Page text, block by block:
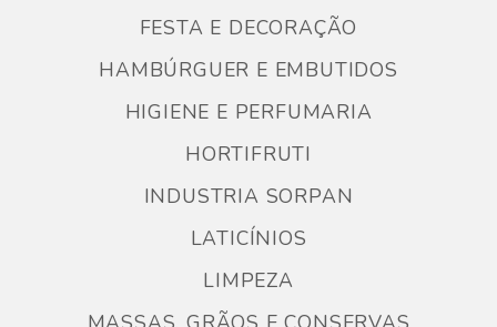
FESTA E DECORAÇÃO
HAMBÚRGUER E EMBUTIDOS
HIGIENE E PERFUMARIA
HORTIFRUTI
INDUSTRIA SORPAN
LATICÍNIOS
LIMPEZA